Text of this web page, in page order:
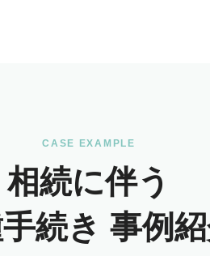
CASE EXAMPLE
相続に伴う
続き 事例